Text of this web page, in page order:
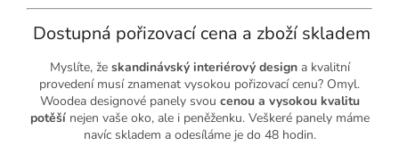
Dostupná pořizovací cena a zboží skladem
Myslíte, že skandinávský interiérový designa kvalitní
provedení musí znamenat vysokou pořizovací cenu? Omyl.
Woodea designové panely svou cenou a vysokou kvalitu
potěšínejen vaše oko, ale i peněženku. Veškeré panely máme
navíc skladem a odesíláme je do 48 hodin.